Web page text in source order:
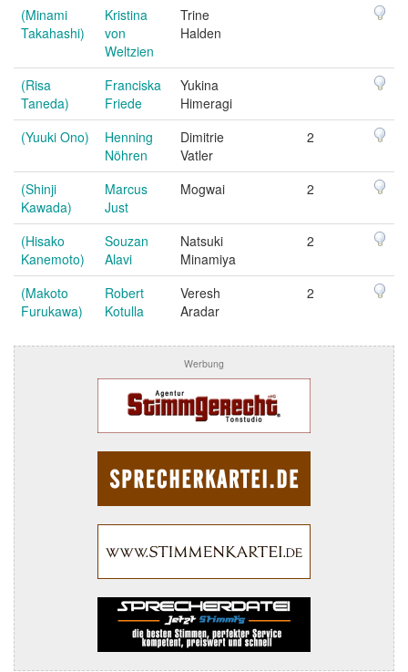
(Minami
Takahashi)
Kristina
von
Weltzien
Trine
Halden
(Risa
Taneda)
Franciska
Friede
Yukina
Himeragi
(Yuuki Ono)
Henning
Nöhren
Dimitrie
Vatler
2
(Shinji
Kawada)
Marcus
Just
Mogwai 2
(Hisako
Kanemoto)
Souzan
Alavi
Natsuki
Minamiya
2
(Makoto
Furukawa)
Robert
Kotulla
Veresh
Aradar
2
Werbung